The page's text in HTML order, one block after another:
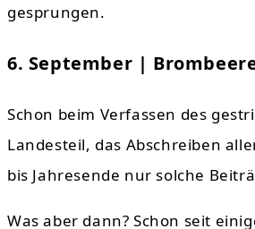
gesprungen.
6. September |
Schon beim Verfassen des
Landesteil, das Abschreiben
bis Jahresende nur solche
Was aber dann? Schon seit